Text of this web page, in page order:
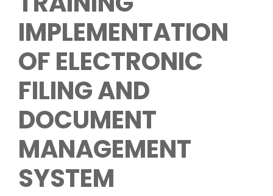
IMPLEMENTATION
OF ELECTRONIC
FILING AND
DOCUMENT
MANAGEMENT
SYSTEM